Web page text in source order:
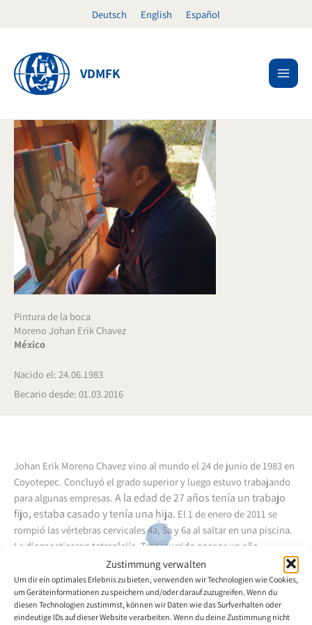
Zustimmung verwalten
Um dir ein optimales Erlebnis zu bieten, verwenden wir Technologien wie Cookies,
um Geräteinformationen zu speichern und/oder darauf zuzugreifen. Wenn du
diesen Technologien zustimmst, können wir Daten wie das Surfverhalten oder
eindeutige IDs auf dieser Website verarbeiten. Wenn du deine Zustimmung nicht
Deutsch English Español
VDMFK
Pintura de la boca
Moreno Johan Erik Chavez
México
Nacido el: 24.06.1983
Becario desde: 01.03.2016
Johan Erik Moreno Chavez vino al mundo el 24 de junio de 1983 en
Coyotepec. Concluyó el grado superior y luego estuvo trabajando
para algunas empresas. A la edad de 27 años tenía un trabajo
fijo, estaba casado y tenía una hija. El 1 de enero de 2011 se
rompió las vértebras cervicales 4a, 5a y 6a al saltar en una piscina.
Le diagnosticaron tetraplejía. Transcurrido apenas un año,
mirando videos en Internet, vio a un joven pintor con la boca que
hablaba sobre su vida.Cuando Johan Erik regresó a casa comenzó
a pintar con la boca. Quedó entusiasmado al ver lo que podía
lograr.Dibujar le relaja y mantiene su espíritu ocupado. Comenzó a